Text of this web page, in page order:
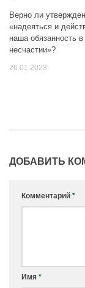
Верно ли
«надеяться и
наша обязанность в
несчастии»?
26.01.2023
ДОБАВИТЬ
Комментарий *
Имя *